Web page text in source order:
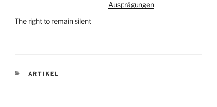
Ausprägungen
The right to remain silent
KATEGORIEN
ARTIKEL